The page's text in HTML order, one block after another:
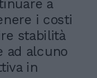
a
i costi
stabilità
ad alcuno
in